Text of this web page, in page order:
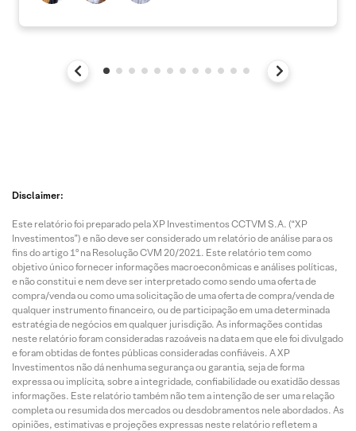
Disclaimer:
Este relatório foi preparado pela XP Investimentos CCTVM S.A. (“XP
Investimentos”) e não deve ser considerado um relatório de análise para os
fins do artigo 1º na Resolução CVM 20/2021. Este relatório tem como
objetivo único fornecer informações macroeconômicas e análises políticas,
e não constitui e nem deve ser interpretado como sendo uma oferta de
compra/venda ou como uma solicitação de uma oferta de compra/venda de
qualquer instrumento financeiro, ou de participação em uma determinada
estratégia de negócios em qualquer jurisdição. As informações contidas
neste relatório foram consideradas razoáveis na data em que ele foi divulgado
e foram obtidas de fontes públicas consideradas confiáveis. A XP
Investimentos não dá nenhuma segurança ou garantia, seja de forma
expressa ou implícita, sobre a integridade, confiabilidade ou exatidão dessas
informações. Este relatório também não tem a intenção de ser uma relação
completa ou resumida dos mercados ou desdobramentos nele abordados. As
opiniões, estimativas e projeções expressas neste relatório refletem a